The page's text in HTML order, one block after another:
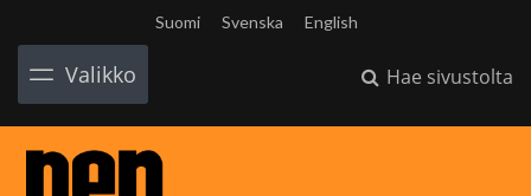
Suomi Svenska English
Valikko Hae sivustolta